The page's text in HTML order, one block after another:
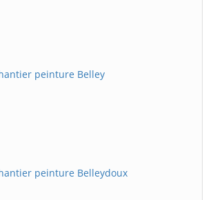
peinture Belley
peinture Belleydoux